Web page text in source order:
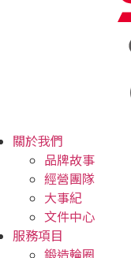
關於我們
品牌故事
經營團隊
大事紀
文件中心
服務項目